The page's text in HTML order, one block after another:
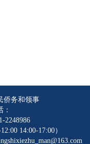
侨务和领事
2248986
12:00 14:00-17:00）